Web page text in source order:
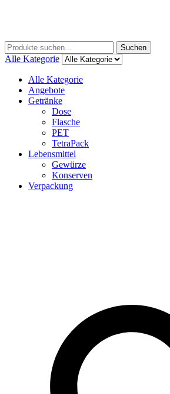
Menu
Suchen
nach:
Suchen
Alle Kategorie
Alle Kategorie
Angebote
Getränke
Dose
Flasche
PET
TetraPack
Lebensmittel
Gewürze
Konserven
Verpackung